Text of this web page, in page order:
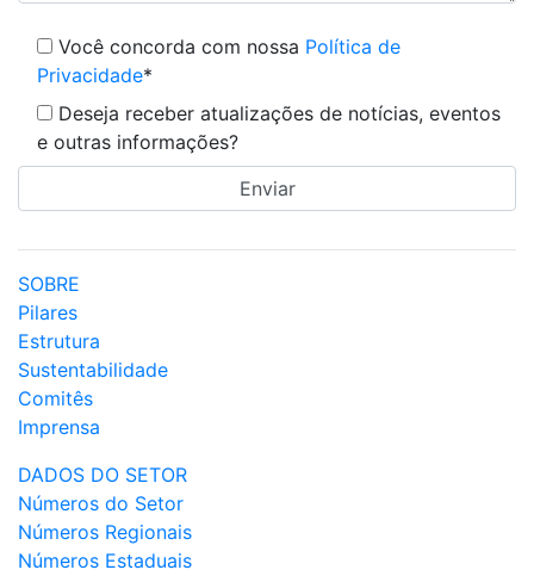
Você concorda com nossa Política de
Privacidade*
Deseja receber atualizações de notícias, eventos
e outras informações?
SOBRE
Pilares
Estrutura
Sustentabilidade
Comitês
Imprensa
DADOS DO SETOR
Números do Setor
Números Regionais
Números Estaduais